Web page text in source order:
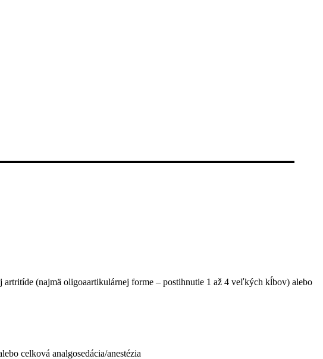
(najmä oligoaartikulárnej forme – postihnutie 1 až 4 veľkých kĺbov) alebo
celková analgosedácia/anestézia